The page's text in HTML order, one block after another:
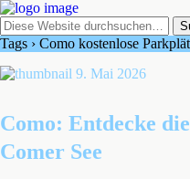
Tags › Como kostenlose
9. Mai 2026
Como: Entdecke
Comer See